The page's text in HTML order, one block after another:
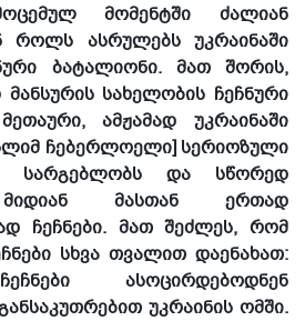
მომენტში ძალიან
როლს ასრულებს უკრაინაში
ბატალიონი. მათ შორის,
მანსურის სახელობის ჩეჩნური
ამჟამად უკრაინაში
ჩებერლოელი] სერიოზული
სარგებლობს და სწორედ
მასთან ერთად
ჩეჩნები. მათ შეძლეს, რომ
სხვა თვალით დაენახათ:
ასოცირდებოდნენ
უკრაინის ომში.